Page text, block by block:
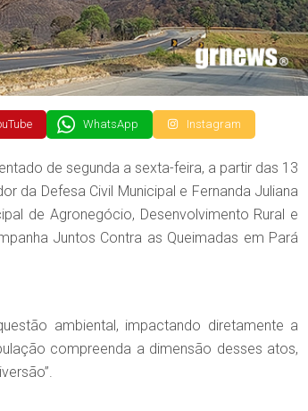
WhatsApp Instagram
de segunda a sexta-feira, a partir das 13
da Defesa Civil Municipal e Fernanda Juliana
de Agronegócio, Desenvolvimento Rural e
Juntos Contra as Queimadas em Pará
ambiental, impactando diretamente a
compreenda a dimensão desses atos,